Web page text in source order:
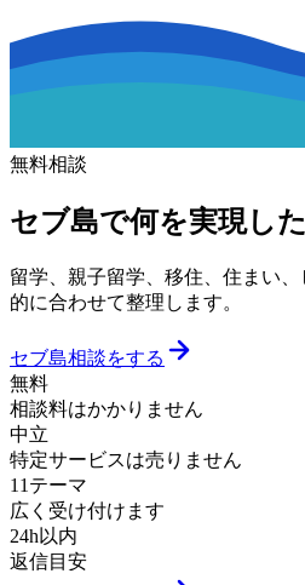
無料相談
セブ島で何を実現し
留学、親子留学、移住、住まい
的に合わせて整理します。
セブ島相談をする
無料
相談料はかかりません
中立
特定サービスは売りません
11テーマ
広く受け付けます
24h以内
返信目安